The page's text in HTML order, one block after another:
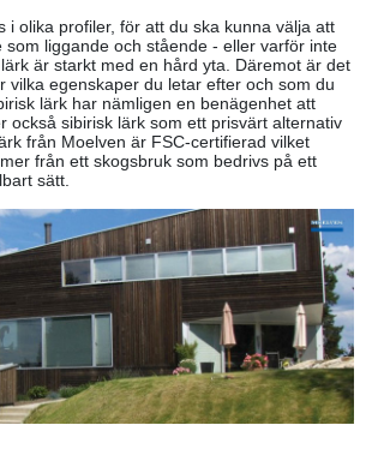
i olika profiler, för att du ska kunna välja att
som liggande och stående - eller varför inte
är starkt med en hård yta. Däremot är det
vilka egenskaper du letar efter och som du
lärk har nämligen en benägenhet att
också sibirisk lärk som ett prisvärt alternativ
från Moelven är FSC-certifierad vilket
från ett skogsbruk som bedrivs på ett
sätt.